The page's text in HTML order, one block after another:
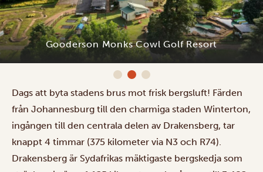
Gooderson Monks Cowl Golf Resort
Dags att byta stadens brus mot frisk bergsluft! Färden
från Johannesburg till den charmiga staden Winterton,
ingången till den centrala delen av Drakensberg, tar
knappt 4 timmar (375 kilometer via N3 och R74).
Drakensberg är Sydafrikas mäktigaste bergskedja som